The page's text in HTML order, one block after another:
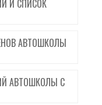
И СПИСОК
АВТОШКОЛЫ
АВТОШКОЛЫ С